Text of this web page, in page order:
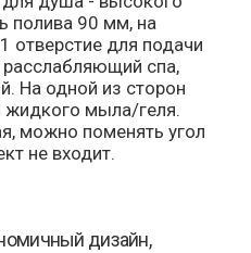
полива 90 мм, на
отверстие для подачи
спа,
На одной из сторон
жидкого мыла/геля.
можно поменять угол
не входит.
дизайн,